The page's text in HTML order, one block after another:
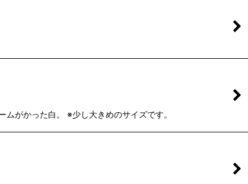
がかった白。 ※少し大きめのサイズです。